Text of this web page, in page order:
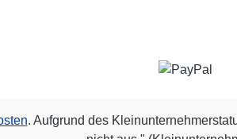
. Aufgrund des